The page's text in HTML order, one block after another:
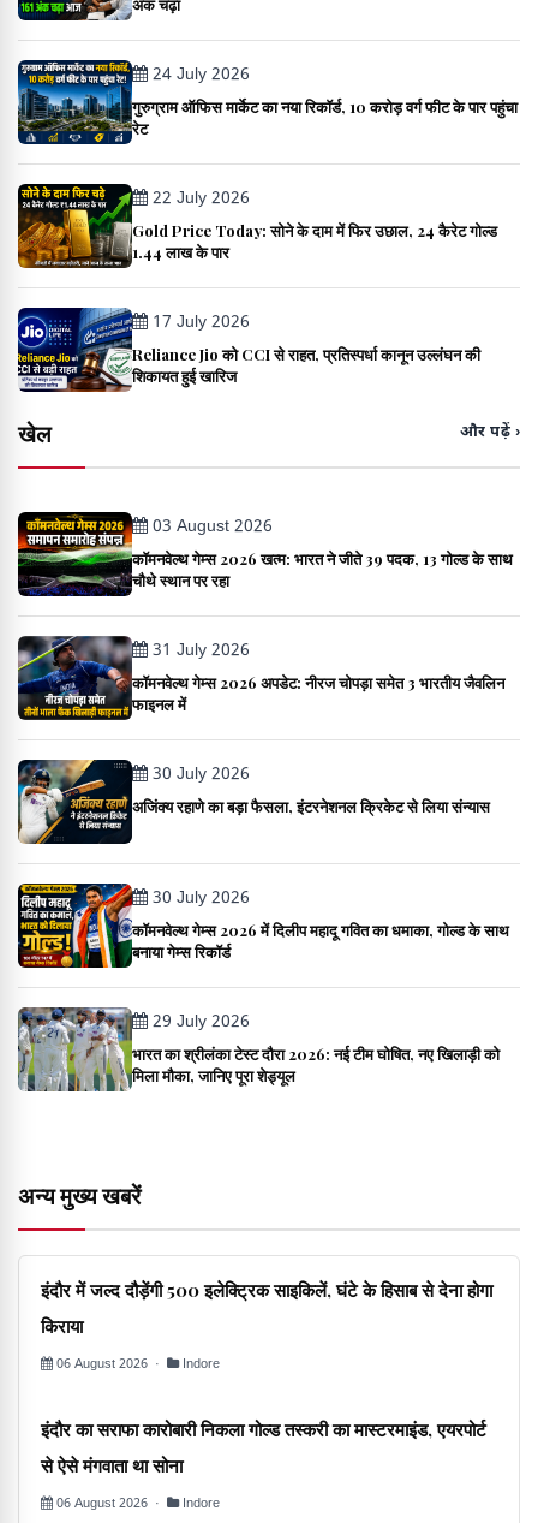
अंक चढ़ा
24 July 2026
गुरुग्राम ऑफिस मार्केट का नया रिकॉर्ड, 10 करोड़ वर्ग फीट के पार पहुंचा
रेट
22 July 2026
Gold Price Today: सोने के दाम में फिर उछाल, 24 कैरेट गोल्ड
₹1.44 लाख के पार
17 July 2026
Reliance Jio को CCI से राहत, प्रतिस्पर्धा कानून उल्लंघन की
शिकायत हुई खारिज
खेल और पढ़ें ›
03 August 2026
कॉमनवेल्थ गेम्स 2026 खत्म: भारत ने जीते 39 पदक, 13 गोल्ड के साथ
चौथे स्थान पर रहा
31 July 2026
कॉमनवेल्थ गेम्स 2026 अपडेट: नीरज चोपड़ा समेत 3 भारतीय जैवलिन
फाइनल में
30 July 2026
अजिंक्य रहाणे का बड़ा फैसला, इंटरनेशनल क्रिकेट से लिया संन्यास
30 July 2026
कॉमनवेल्थ गेम्स 2026 में दिलीप महादू गवित का धमाका, गोल्ड के साथ
बनाया गेम्स रिकॉर्ड
29 July 2026
भारत का श्रीलंका टेस्ट दौरा 2026: नई टीम घोषित, नए खिलाड़ी को
मिला मौका, जानिए पूरा शेड्यूल
अन्य मुख्य खबरें
इंदौर में जल्द दौड़ेंगी 500 इलेक्ट्रिक साइकिलें, घंटे के हिसाब से देना होगा
किराया
06 August 2026 · Indore
इंदौर का सराफा कारोबारी निकला गोल्ड तस्करी का मास्टरमाइंड, एयरपोर्ट
से ऐसे मंगवाता था सोना
06 August 2026 · Indore